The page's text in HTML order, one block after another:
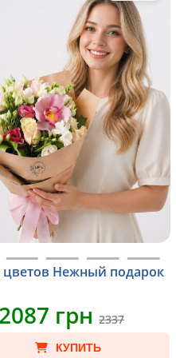
цветов Нежный подарок
грн2337
КУПИТЬ